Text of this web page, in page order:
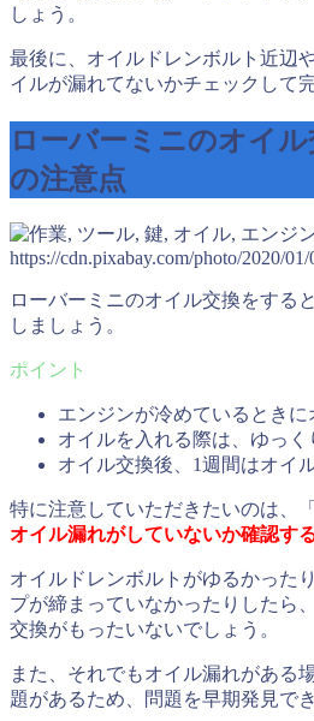
しょう。
最後に、オイルドレンボルト近辺
イルが漏れてないかチェックして
ローバーミニのオイ
の注意点
https://cdn.pixabay.com/photo/2020/
ローバーミニのオイル交換をする
しましょう。
エンジンが冷めているときに
オイルを入れる際は、ゆっく
オイル交換後、1週間はオイ
特に注意していただきたいのは、「
オイル漏れがしていないか確認す
オイルドレンボルトがゆるかった
プが締まっていなかったりしたら
交換がもったいないでしょう。
また、それでもオイル漏れがある
題があるため、問題を早期発見で